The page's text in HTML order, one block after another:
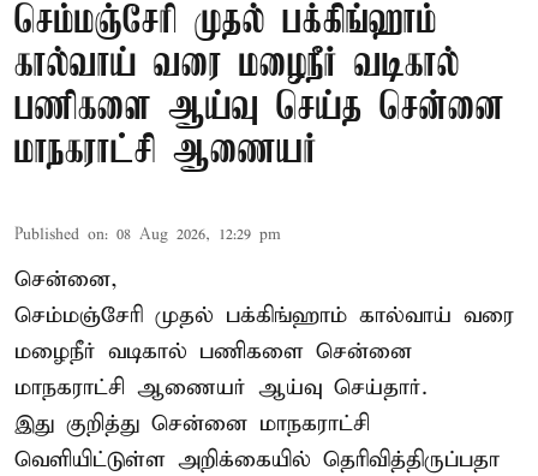
செம்மஞ்சேரி முதல் பக்கிங்ஹாம்
கால்வாய் வரை மழைநீர் வடிகால்
பணிகளை ஆய்வு செய்த சென்னை
மாநகராட்சி ஆணையர்
Published on: 08 Aug 2026, 12:29 pm
சென்னை,
செம்மஞ்சேரி முதல் பக்கிங்ஹாம் கால்வாய் வரை
மழைநீர் வடிகால் பணிகளை சென்னை
மாநகராட்சி ஆணையர் ஆய்வு செய்தார்.
இது குறித்து சென்னை மாநகராட்சி
வெளியிட்டுள்ள அறிக்கையில் தெரிவித்திருப்பதா